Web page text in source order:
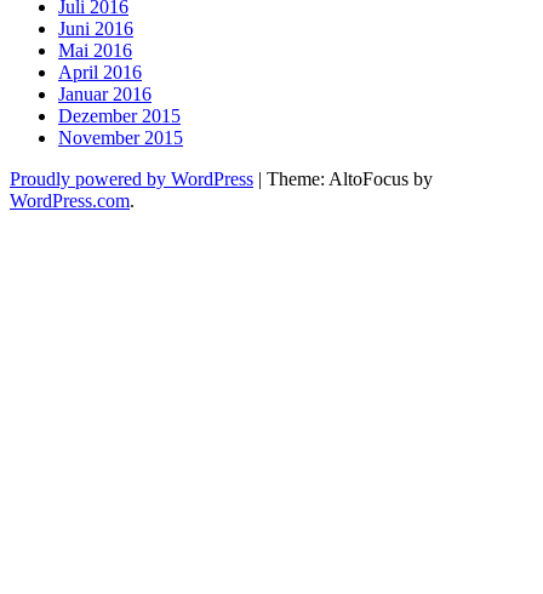
Juli 2016
Juni 2016
Mai 2016
April 2016
Januar 2016
Dezember 2015
November 2015
Proudly powered by WordPress | Theme: AltoFocus by
WordPress.com.